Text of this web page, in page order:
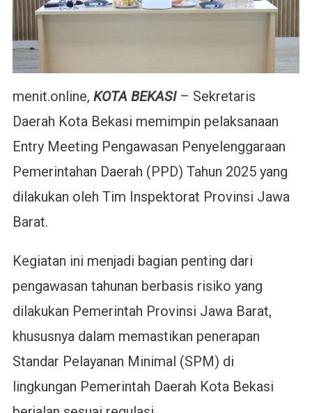
menit.online, KOTA BEKASI– Sekretaris
Daerah Kota Bekasi memimpin pelaksanaan
Entry Meeting Pengawasan Penyelenggaraan
Pemerintahan Daerah (PPD) Tahun 2025 yang
dilakukan oleh Tim Inspektorat Provinsi Jawa
Barat.
Kegiatan ini menjadi bagian penting dari
pengawasan tahunan berbasis risiko yang
dilakukan Pemerintah Provinsi Jawa Barat,
khususnya dalam memastikan penerapan
Standar Pelayanan Minimal (SPM) di
lingkungan Pemerintah Daerah Kota Bekasi